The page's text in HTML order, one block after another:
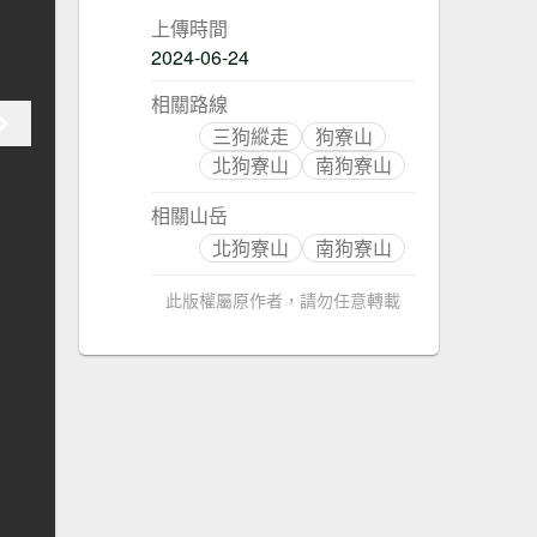
上傳時間
2024-06-24
相關路線
三狗縱走
狗寮山
北狗寮山
南狗寮山
相關山岳
北狗寮山
南狗寮山
此版權屬原作者，請勿任意轉載